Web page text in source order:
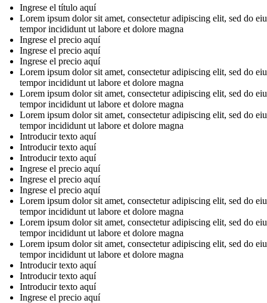
Ingrese el título aquí
Lorem ipsum dolor sit amet, consectetur adipiscing elit, sed do
tempor incididunt ut labore et dolore magna
Ingrese el precio aquí
Ingrese el precio aquí
Ingrese el precio aquí
Lorem ipsum dolor sit amet, consectetur adipiscing elit, sed do
tempor incididunt ut labore et dolore magna
Lorem ipsum dolor sit amet, consectetur adipiscing elit, sed do
tempor incididunt ut labore et dolore magna
Lorem ipsum dolor sit amet, consectetur adipiscing elit, sed do
tempor incididunt ut labore et dolore magna
Introducir texto aquí
Introducir texto aquí
Introducir texto aquí
Ingrese el precio aquí
Ingrese el precio aquí
Ingrese el precio aquí
Lorem ipsum dolor sit amet, consectetur adipiscing elit, sed do
tempor incididunt ut labore et dolore magna
Lorem ipsum dolor sit amet, consectetur adipiscing elit, sed do
tempor incididunt ut labore et dolore magna
Lorem ipsum dolor sit amet, consectetur adipiscing elit, sed do
tempor incididunt ut labore et dolore magna
Introducir texto aquí
Introducir texto aquí
Introducir texto aquí
Ingrese el precio aquí